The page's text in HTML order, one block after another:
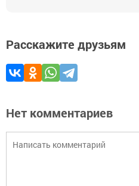
Расскажите друзьям
Нет комментариев